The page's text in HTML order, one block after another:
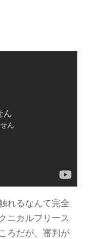
れるなんて完全
ニカルフリース
ろだが、審判が